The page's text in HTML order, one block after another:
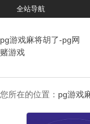
全站导航
pg游戏麻将胡了-pg网
赌游戏
您所在的位置： pg游戏